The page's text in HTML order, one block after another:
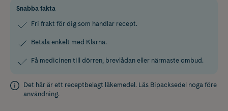
Snabba fakta
Fri frakt för dig som handlar recept.
Betala enkelt med Klarna.
Få medicinen till dörren, brevlådan eller närmaste ombud.
Det här är ett receptbelagt läkemedel. Läs Bipacksedel noga före
användning.